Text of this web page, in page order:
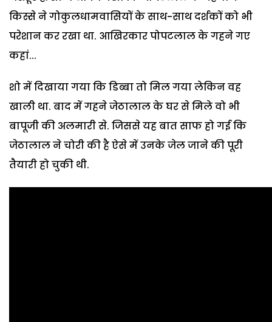
किस्से ने गोकुलधामवासियों के साथ-साथ दर्शकों को भी
परेशान कर रखा था. आखिरकार पोपटलाल के गहने गए
कहां...
शो में दिखाया गया कि डिब्बा तो मिल गया लेकिन वह
खाली था. बाद में गहने जेठालाल के घर से मिले वो भी
बापूजी की अलमारी से. जिससे यह बात साफ हो गई कि
जेठालाल ने चोरी की है ऐसे में उनके जेल जाने की पूरी
तैयारी हो चुकी थी.